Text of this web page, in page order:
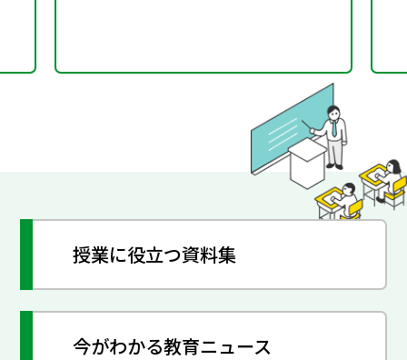
授業に役立つ資料集
今がわかる教育ニュース